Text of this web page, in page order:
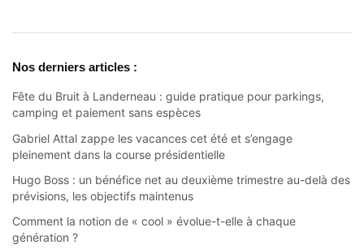
Nos derniers articles :
Fête du Bruit à Landerneau : guide pratique pour parkings,
camping et paiement sans espèces
Gabriel Attal zappe les vacances cet été et s’engage
pleinement dans la course présidentielle
Hugo Boss : un bénéfice net au deuxième trimestre au-delà des
prévisions, les objectifs maintenus
Comment la notion de « cool » évolue-t-elle à chaque
génération ?